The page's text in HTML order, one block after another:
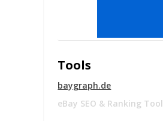
Tools
baygraph.de
eBay SEO & Ranking Tool